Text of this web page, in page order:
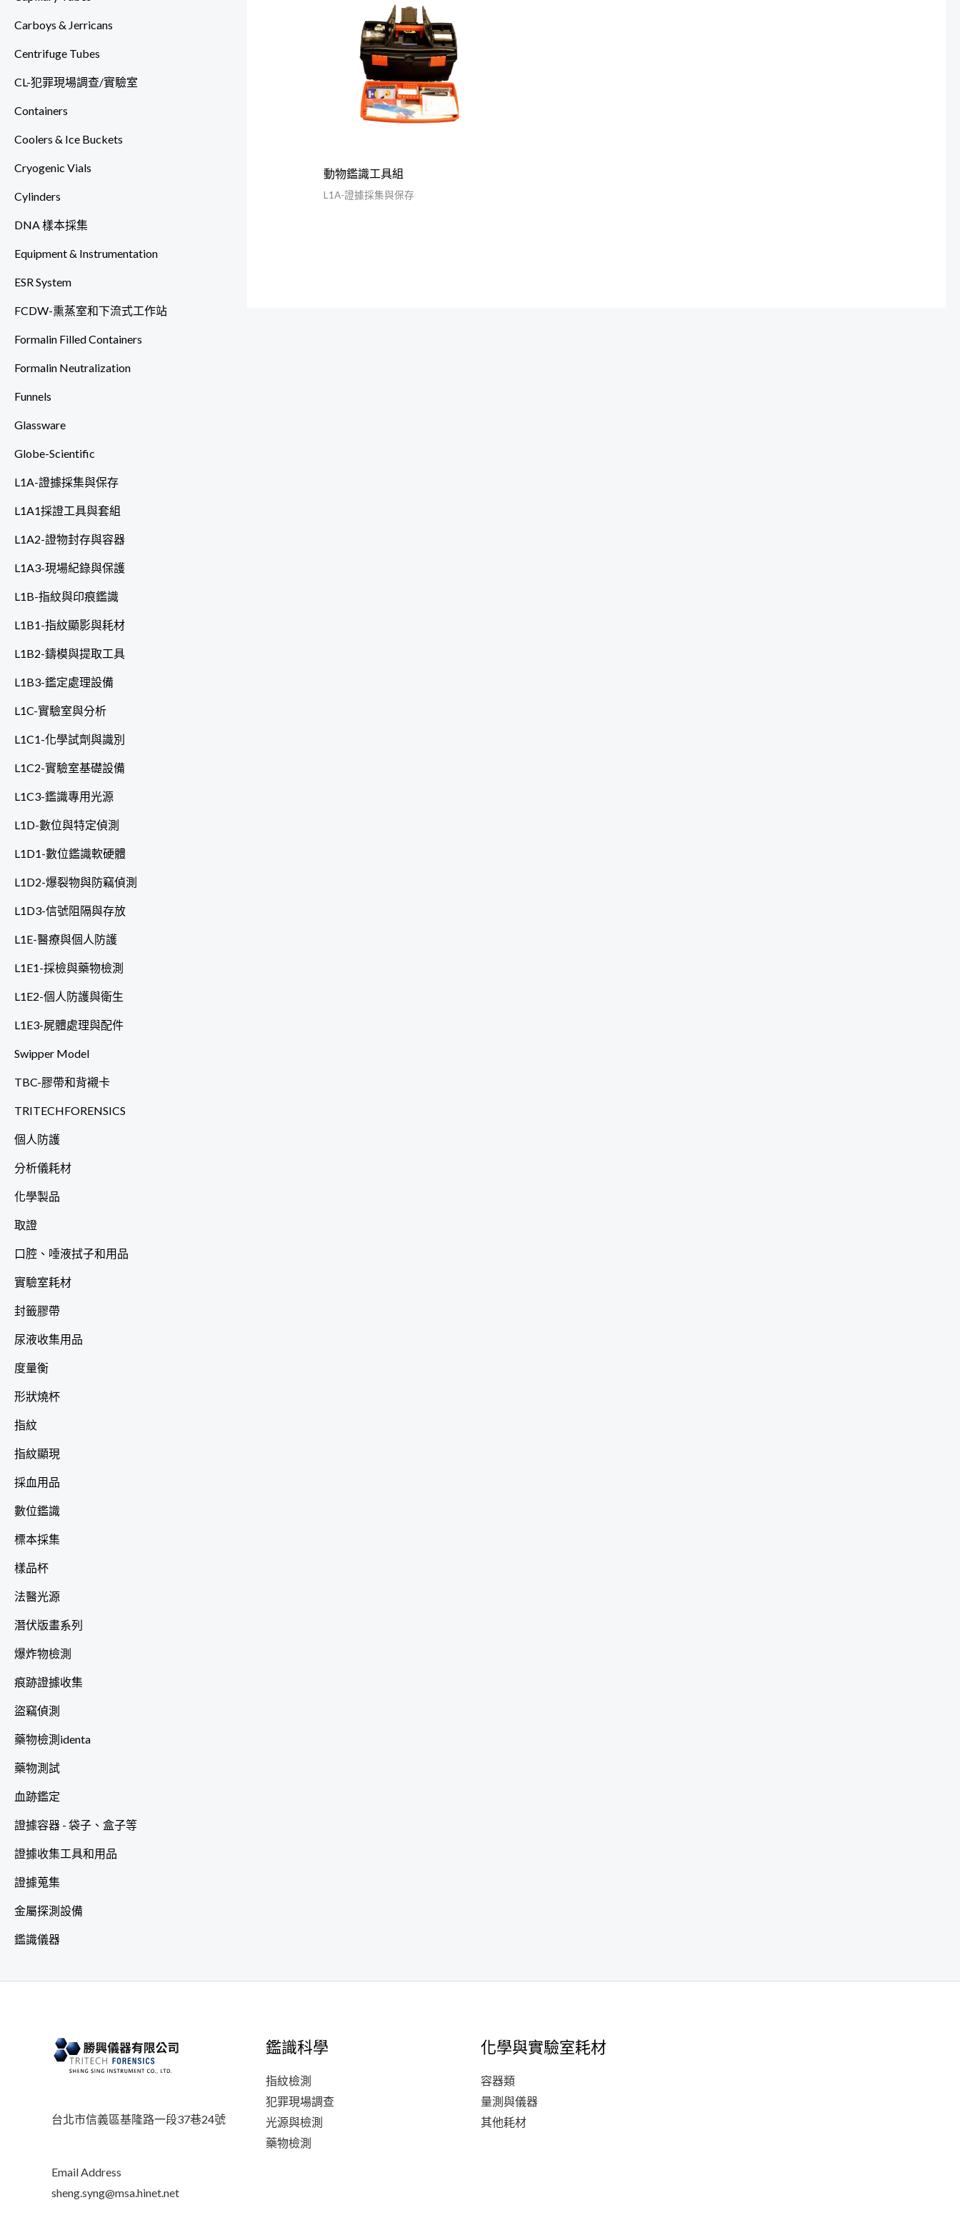
Carboys & Jerricans
Centrifuge Tubes
CL-犯罪現場調查/實驗室
Containers
Coolers & Ice Buckets
Cryogenic Vials
Cylinders
DNA 樣本採集
Equipment & Instrumentation
ESR System
FCDW-熏蒸室和下流式工作站
Formalin Filled Containers
Formalin Neutralization
Funnels
Glassware
Globe-Scientific
L1A-證據採集與保存
L1A1採證工具與套組
L1A2-證物封存與容器
L1A3-現場紀錄與保護
L1B-指紋與印痕鑑識
L1B1-指紋顯影與耗材
L1B2-鑄模與提取工具
L1B3-鑑定處理設備
L1C-實驗室與分析
L1C1-化學試劑與識別
L1C2-實驗室基礎設備
L1C3-鑑識專用光源
L1D-數位與特定偵測
L1D1-數位鑑識軟硬體
L1D2-爆裂物與防竊偵測
L1D3-信號阻隔與存放
L1E-醫療與個人防護
L1E1-採檢與藥物檢測
L1E2-個人防護與衛生
L1E3-屍體處理與配件
Swipper Model
TBC-膠帶和背襯卡
TRITECHFORENSICS
個人防護
分析儀耗材
化學製品
取證
口腔、唾液拭子和用品
實驗室耗材
封籤膠帶
尿液收集用品
度量衡
形狀燒杯
指紋
指紋顯現
採血用品
數位鑑識
標本採集
樣品杯
法醫光源
潛伏版畫系列
爆炸物檢測
痕跡證據收集
盜竊偵測
藥物檢測identa
藥物測試
血跡鑑定
證據容器 - 袋子、盒子等
證據收集工具和用品
證據蒐集
金屬探測設備
鑑識儀器
動物鑑識工具組
L1A-證據採集與保存
台北市信義區基隆路一段37巷24號
Email Address
sheng.syng@msa.hinet.net
鑑識科學
指紋檢測
犯罪現場調查
光源與檢測
藥物檢測
化學與實驗室耗材
容器類
量測與儀器
其他耗材